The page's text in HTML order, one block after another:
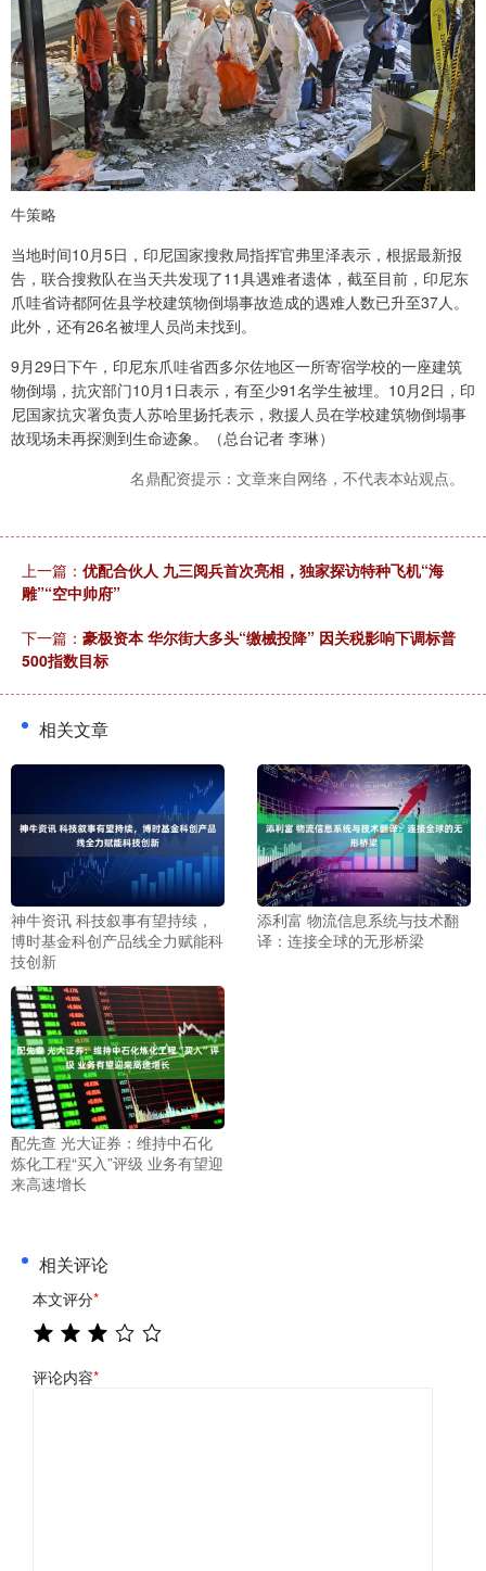
牛策略
当地时间10月5日，印尼国家搜救局指挥官弗里泽表示，根据最新报
告，联合搜救队在当天共发现了11具遇难者遗体，截至目前，印尼东
爪哇省诗都阿佐县学校建筑物倒塌事故造成的遇难人数已升至37人。
此外，还有26名被埋人员尚未找到。
9月29日下午，印尼东爪哇省西多尔佐地区一所寄宿学校的一座建筑
物倒塌，抗灾部门10月1日表示，有至少91名学生被埋。10月2日，印
尼国家抗灾署负责人苏哈里扬托表示，救援人员在学校建筑物倒塌事
故现场未再探测到生命迹象。（总台记者 李琳）
名鼎配资提示：文章来自网络，不代表本站观点。
上一篇： 优配合伙人 九三阅兵首次亮相，独家探访特种飞机“海
雕”“空中帅府”
下一篇： 豪极资本 华尔街大多头“缴械投降” 因关税影响下调标普
500指数目标
相关文章
神牛资讯 科技叙事有望持续，
博时基金科创产品线全力赋能科
技创新
添利富 物流信息系统与技术翻
译：连接全球的无形桥梁
配先查 光大证券：维持中石化
炼化工程“买入”评级 业务有望迎
来高速增长
相关评论
本文评分*
评论内容*